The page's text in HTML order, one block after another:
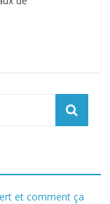
et comment ça